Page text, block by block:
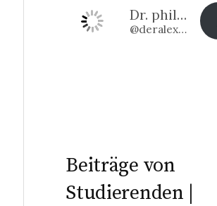
Dr. phil. Alexander Klier
@deralexander2@www.alexander-klier.net
Beiträge von
Studierenden |